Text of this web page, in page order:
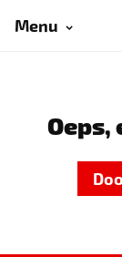
Menu
Oeps,